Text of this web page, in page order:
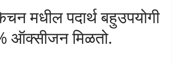
मधील पदार्थ बहुउपयोगी
मिळतो.